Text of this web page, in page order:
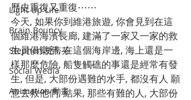
Light Up Life
Brain Bouncy
Stephen 史蒂芬
Social Wedia
Animation 動畫
歷史重復又重復⋯⋯
今天, 如果你到維港旅遊, 你會見到在這
個維港海濱長廊, 建滿了一家又一家的救
生員俱樂部, 在這個海岸邊, 海上還是一
樣那麼危險, 船隻觸礁的事還是經常有發
生, 但是, 大部份遇難的水手, 都沒有人 願
意去救他們, 結果, 那些有難的人, 大部份